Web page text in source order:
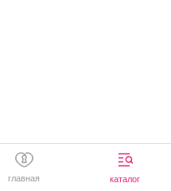
главная каталог